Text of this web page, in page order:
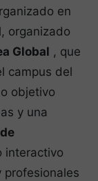
en
, organizado
Global , que
campus del
objetivo
y una
interactivo
profesionales